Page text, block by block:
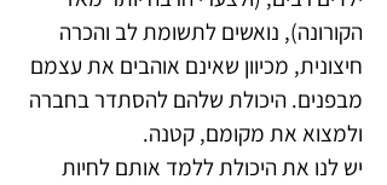
הקורונה), נואשים לתשומת לב והכרה
חיצונית, מכיוון שאינם אוהבים את עצמם
מבפנים. היכולת שלהם להסתדר בחברה
ולמצוא את מקומם, קטנה.
יש לנו את היכולת ללמד אותם לחיות